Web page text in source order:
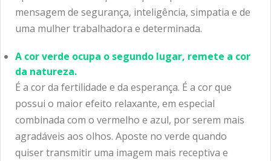
mensagem de segurança, inteligência, simpatia e de
uma mulher trabalhadora e determinada.
A cor verde ocupa o segundo lugar, remete a cor
da natureza.
É a cor da fertilidade e da esperança. É a cor que
possui o maior efeito relaxante, em especial
combinada com o vermelho e azul, por serem mais
agradáveis aos olhos. Aposte no verde quando
quiser transmitir uma imagem mais receptiva e